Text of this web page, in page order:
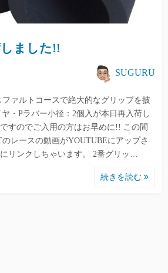
ました!!
SUGURU
ァルトコースで絶大的なグリップを披
・Pラバー小径：2個入が本日再入荷し
すのでご入用の方はお早めに!! この間
レースの動画がYOUTUBEにアップさ
リンクしちゃいます。 2番グリッ…
続きを読む